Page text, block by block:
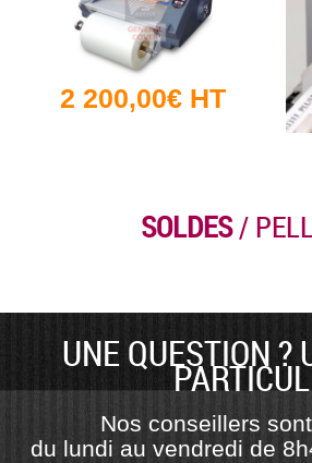
2 200,00€ HT
SOLDES/
UNE QUESTION ?
Nos conseillers
du lundi au vendredi de